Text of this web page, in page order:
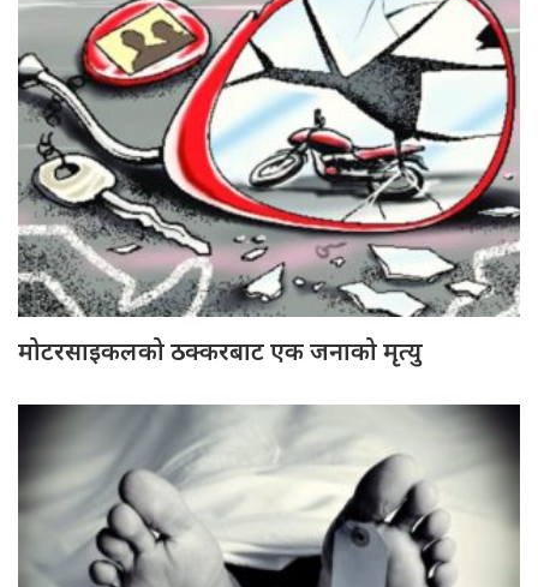
मोटरसाइकलको ठक्करबाट एक जनाको मृत्यु